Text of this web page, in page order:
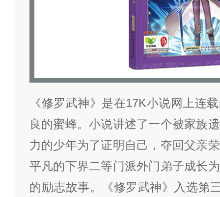
《修罗武神》是在17K小说网上连
良的蜜蜂。小说讲述了一个被家族
力的少年为了证明自己，夺回父亲
平凡的下界二等门派外门弟子成长
的励志故事。《修罗武神》入选第